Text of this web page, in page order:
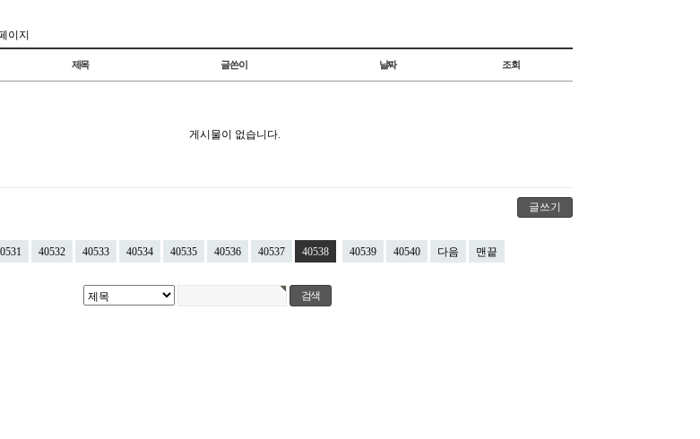
이지
제목 글쓴이 날짜 조회
게시물이 없습니다.
글쓰기
40532 40533 40534 40535 40536 40537 40538 40539 40540 다음 맨끝